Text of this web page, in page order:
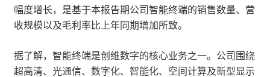
幅度增长，是基于本报告期公司智能终端的销售数量、营
收规模以及毛利率比上年同期增加所致。
据了解，智能终端是创维数字的核心业务之一。公司围绕
超高清、光通信、数字化、智能化、空间计算及新型显示